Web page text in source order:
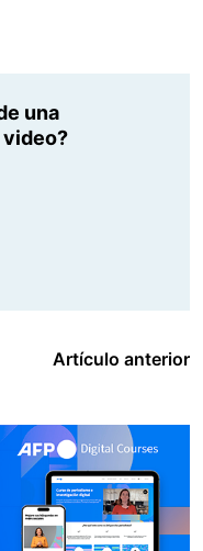
una
Artículo anterior